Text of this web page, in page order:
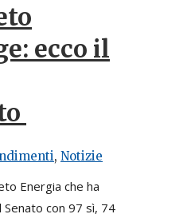
ecco il
, Notizie
Energia che ha
con 97 sì, 74